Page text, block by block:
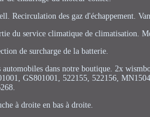
Recirculation des gaz d'échappement.
du service climatique de climatisation.
de surcharge de la batterie.
dans notre boutique. 2x
GS801001, 522155, 522156,
à droite en bas à droite.